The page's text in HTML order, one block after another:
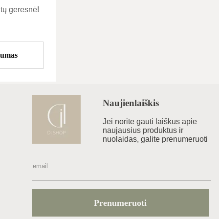
geresnė!
Naujienlaiškis
Jei norite gauti laiškus apie
naujausius produktus ir
nuolaidas, galite prenumeruoti
Prenumeruoti